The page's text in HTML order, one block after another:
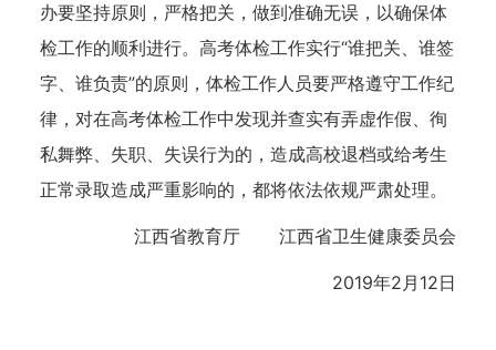
办要坚持原则，严格把关，做到准确无误，以确保体
检工作的顺利进行。高考体检工作实行“谁把关、谁签
字、谁负责”的原则，体检工作人员要严格遵守工作纪
律，对在高考体检工作中发现并查实有弄虚作假、徇
私舞弊、失职、失误行为的，造成高校退档或给考生
正常录取造成严重影响的，都将依法依规严肃处理。
江西省教育厅 江西省卫生健康委员会
2019年2月12日